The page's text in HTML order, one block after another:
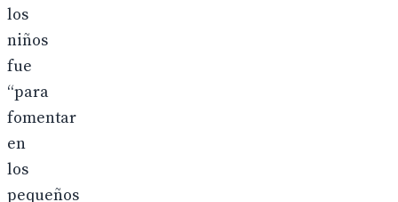
los
niños
fue
“para
fomentar
en
los
pequeños